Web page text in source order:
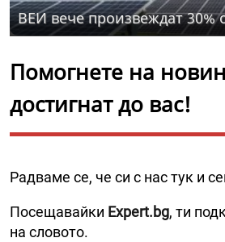
ВЕИ вече произвеждат 30%
Помогнете на
достигнат до вас!
Радваме се, че си с нас тук и
Посещавайки Expert.bg, ти
на словото.